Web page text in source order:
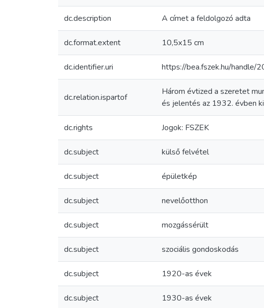
dc.description A címet a feldolgozó adta
dc.format.extent 10,5x15 cm
dc.identifier.uri https://bea.fszek.hu/
dc.relation.ispartof
Három évtized a szeretet
és jelentés az 1932. évben
dc.rights Jogok: FSZEK
dc.subject külső felvétel
dc.subject épületkép
dc.subject nevelőotthon
dc.subject mozgássérült
dc.subject szociális gondoskodás
dc.subject 1920-as évek
dc.subject 1930-as évek